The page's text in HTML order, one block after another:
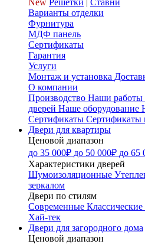
New Решетки | Ставни
Варианты отделки
Фурнитура
МДФ панель
Сертификаты
Гарантия
Услуги
Монтаж и установка
О компании
Производство Наши работы
дверей Наше оборудование
Сертификаты Сертификаты
Двери для квартиры
Ценовой диапазон
до 35 000₽ до 50 000₽ до 65
Характеристики дверей
Шумоизоляционные
зеркалом
Двери по стилям
Современные Классические
Хай-тек
Двери для загородного дома
Ценовой диапазон